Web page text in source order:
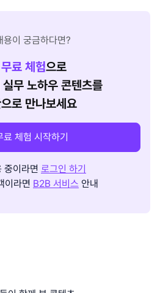
용이 궁금하다면?
료 체험으로
무 노하우 콘텐츠를
로 만나보세요
료 체험 시작하기
중이라면 로그인 하기
이라면 B2B 서비스 안내